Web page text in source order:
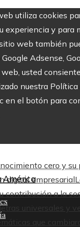
utiliza cookies
experiencia y para
web también
Adsense,
usted
nuestra
en el botón para
cero y su
digital empresarial
contribución a la
universales y
que